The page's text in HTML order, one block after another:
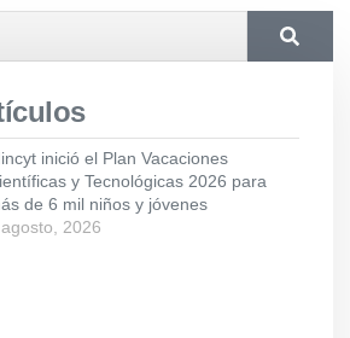
inició el Plan Vacaciones
y Tecnológicas 2026 para
de 6 mil niños y jóvenes
2026